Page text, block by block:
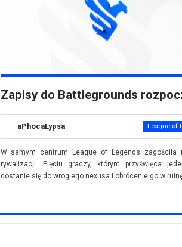
Zapisy do Battlegrounds
aPhocaLypsa League of
W samym centrum League of Legends zagościła
rywalizacji. Pięciu graczy, którym przyświęca
dostanie się do wrogiego nexusa i obrócenie go w